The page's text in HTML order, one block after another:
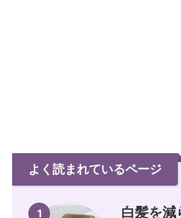
よく読まれているページ
1 白髪を減